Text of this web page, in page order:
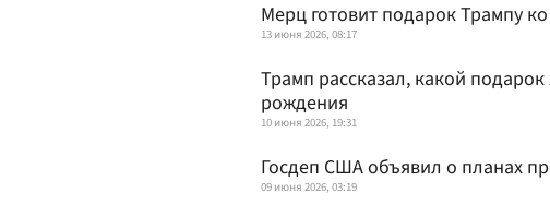
Мерц готовит подарок Трампу
13 июня 2026, 08:17
Трамп рассказал, какой
рождения
10 июня 2026, 19:31
Госдеп США объявил о планах
09 июня 2026, 03:19